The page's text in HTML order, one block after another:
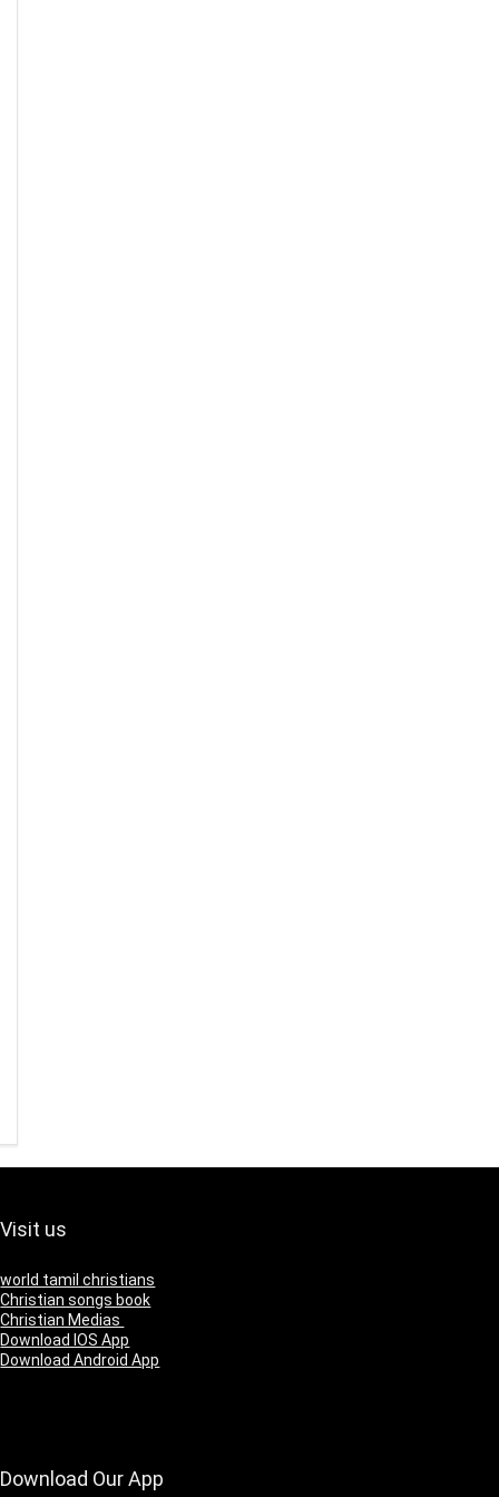
Visit us
world tamil christians
Christian songs book
Christian Medias
Download IOS App
Download Android App
Download Our App